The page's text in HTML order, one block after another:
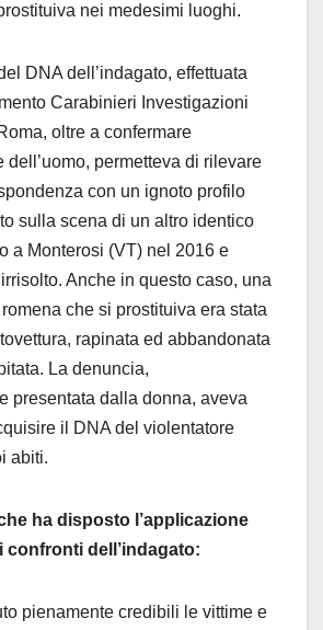
nei medesimi luoghi.
DNA dell’indagato, effettuata
Carabinieri Investigazioni
oltre a confermare
dell’uomo, permetteva di rilevare
con un ignoto profilo
sulla scena di un altro identico
a Monterosi (VT) nel 2016 e
Anche in questo caso, una
che si prostituiva era stata
rapinata ed abbandonata
La denuncia,
presentata dalla donna, aveva
il DNA del violentatore
abiti.
ha disposto l’applicazione
confronti dell’indagato:
credibili le vittime e